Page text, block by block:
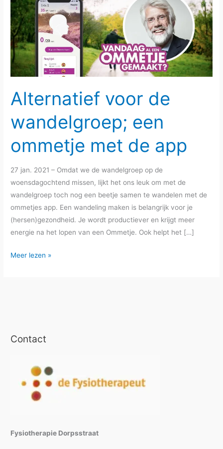
Alternatief voor de
wandelgroep; een
ommetje met de app
27 jan. 2021 – Omdat we de wandelgroep op de
woensdagochtend missen, lijkt het ons leuk om met de
wandelgroep toch nog een beetje samen te wandelen met de
ommetjes app. Een wandeling maken is belangrijk voor je
(hersen)gezondheid. Je wordt productiever en krijgt meer
energie na het lopen van een Ommetje. Ook helpt het […]
Alternatief
de
Meer lezen »
Contact
Fysiotherapie Dorpsstraat